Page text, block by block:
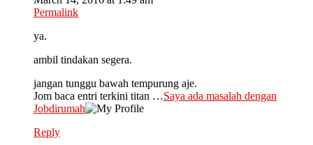
Permalink
ya.
ambil tindakan segera.
jangan tunggu bawah tempurung aje.
Jom baca entri terkini titan …Saya ada masalah dengan
Jobdirumah
Reply